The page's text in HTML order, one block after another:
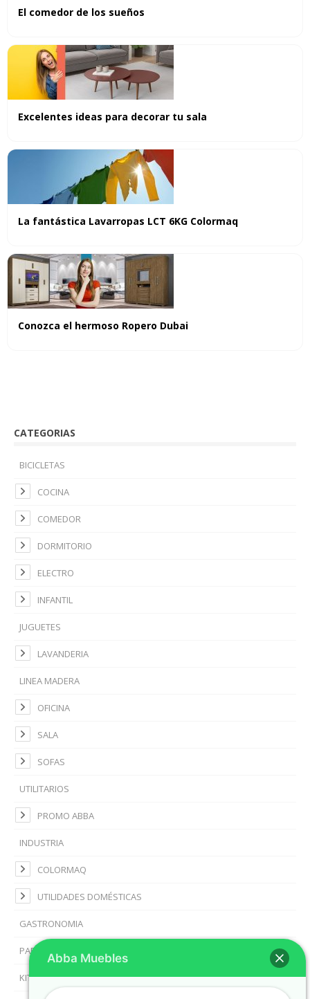
El comedor de los sueños
Excelentes ideas para decorar tu sala
La fantástica Lavarropas LCT 6KG Colormaq
Conozca el hermoso Ropero Dubai
CATEGORIAS
BICICLETAS
COCINA
COMEDOR
DORMITORIO
ELECTRO
INFANTIL
JUGUETES
LAVANDERIA
LINEA MADERA
OFICINA
SALA
SOFAS
UTILITARIOS
PROMO ABBA
INDUSTRIA
COLORMAQ
UTILIDADES DOMÉSTICAS
GASTRONOMIA
PARRILLA
KIT DE BAÑO
Abba Muebles